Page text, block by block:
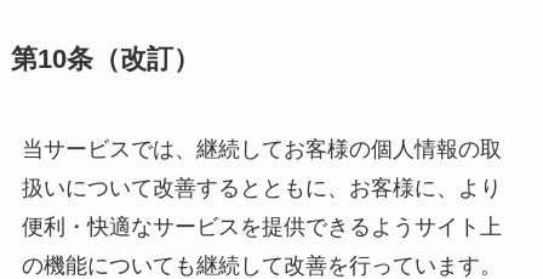
第10条（改訂）
当サービスでは、継続してお客様の個人情報の取
扱いについて改善するとともに、お客様に、より
便利・快適なサービスを提供できるようサイト上
の機能についても継続して改善を行っています。